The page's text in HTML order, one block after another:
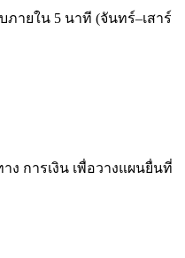
ายใน 5 นาที (จันทร์–เสาร์
ง การเงิน เพื่อวางแผนยื่นที่